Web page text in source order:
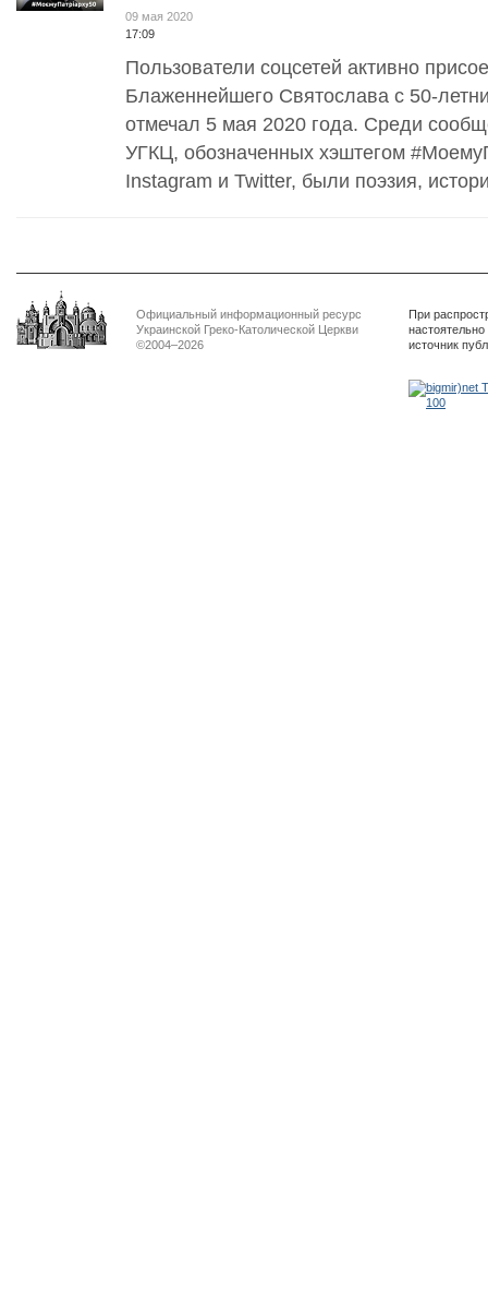
09 мая 2020
17:09
Пользователи соцсетей активно
Блаженнейшего Святослава с 50-
отмечал 5 мая 2020 года. Среди
УГКЦ, обозначенных хэштегом
Instagram и Twitter, были поэзия,
Официальный информационный ресурс
Украинской Греко-Католической Церкви
©2004–2026
При
источник